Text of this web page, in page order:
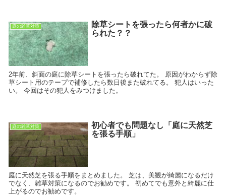
庭の雑草対策
除草シートを張ったら何者かに破
られた？？
2年前、斜面の庭に除草シートを張ったら破れてた。 原因がわからず除
草シート用のテープで補修したら数日後また破れてる。 犯人はいった
い。 今回はその犯人をみつけました。
庭の雑草対策
初心者でも問題なし「庭に天然芝
を張る手順」
庭に天然芝を張る手順をまとめました。 芝は、美観が綺麗になるだけ
でなく、雑草対策になるのでお勧めです。 初めてでも意外と綺麗に仕
上がるのでお勧めです。